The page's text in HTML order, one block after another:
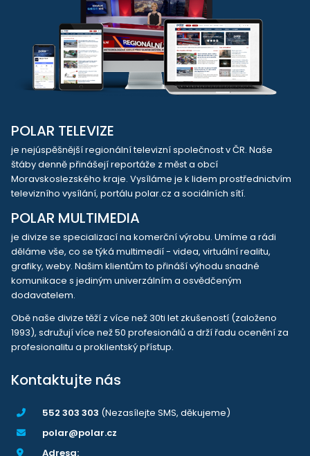
POLAR TELEVIZE
je nejúspěšnější regionální televizní společnost v ČR. Naše
štáby denně přinášejí reportáže z měst a obcí
Moravskoslezského kraje. Vysíláme je k lidem prostřednictvím
televizního vysílání, portálu polar.cz a sociálních sítí.
POLAR MULTIMEDIA
je divize se specializací na komerční výrobu. Umíme a rádi
děláme vše, co se týká multimedií - videa, virtuální realitu,
grafiky, weby. Našim klientům to přináší výhodu snadné
komunikace s jediným univerzálním a osvědčeným
dodavatelem.
Obě naše divize těží z více než 30ti let zkušeností (založeno
1993), sdružují více než 50 profesionálů a drží řadu ocenění za
profesionalitu a proklientský přístup.
Kontaktujte nás
552 303 303 (Nezasílejte SMS, děkujeme)
polar@polar.cz
Adresa: